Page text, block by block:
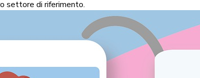
settore di riferimento.